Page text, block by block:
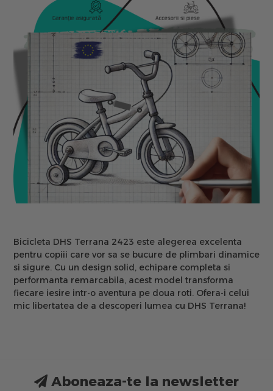
Bicicleta DHS Terrana 2423 este alegerea excelenta
pentru copiii care vor sa se bucure de plimbari dinamice
si sigure. Cu un design solid, echipare completa si
performanta remarcabila, acest model transforma
fiecare iesire intr-o aventura pe doua roti. Ofera-i celui
mic libertatea de a descoperi lumea cu DHS Terrana!
Aboneaza-te la newsletter